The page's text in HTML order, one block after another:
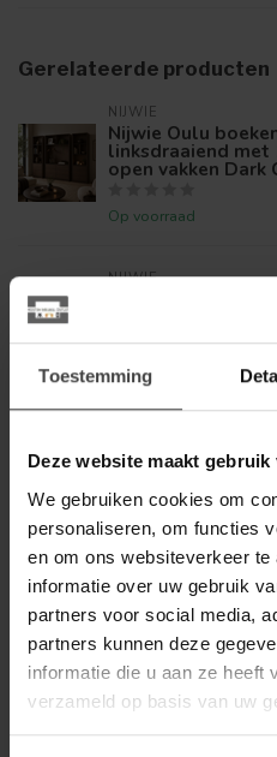
Toestemming
Deze website maakt gebruik
We gebruiken cookies om
personaliseren, om functies
en om ons websiteverkeer
informatie over uw gebruik
partners voor social media,
partners kunnen deze
informatie die u aan ze heeft
verzameld op basis van uw
Gerelateerde producten
NIJWIE
Nijwie Oulu
linksdraaiend met
open vakken Dark
Op voorraad
NIJWIE
Op voorraad
Label51 LABEL51
Kast
Op voorraad
STARFURN
Starfurn
XL Natural | 135
Op voorraad